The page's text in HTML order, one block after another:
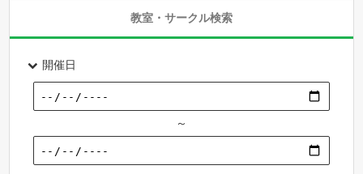
教室・サークル検索
開催日
～